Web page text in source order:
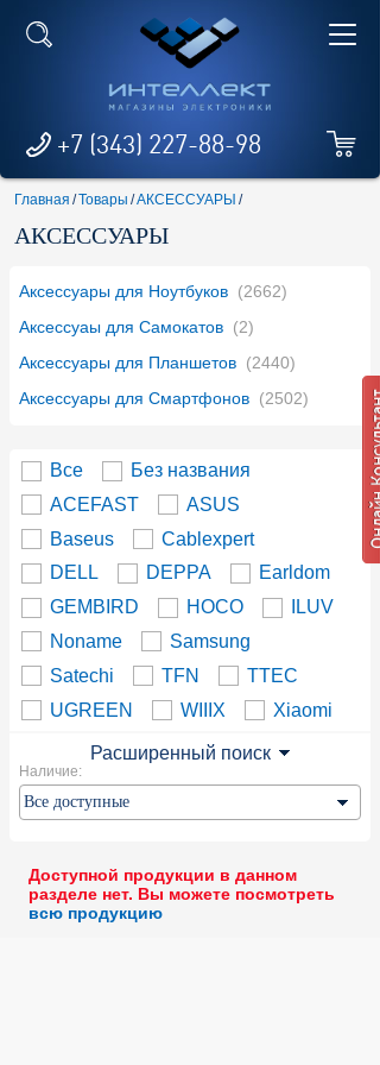
+7 (343) 227-88-98
Главная /Товары /АКСЕССУАРЫ /
АКСЕССУАРЫ
Аксессуары для Ноутбуков (2662)
Аксессуаы для Самокатов (2)
Аксессуары для Планшетов (2440)
Аксессуары для Смартфонов (2502)
Все
Без названия
ACEFAST
ASUS
Baseus
Cablexpert
DELL
DEPPA
Earldom
GEMBIRD
HOCO
ILUV
Noname
Samsung
Satechi
TFN
TTEC
UGREEN
WIIIX Xiaomi
Расширенный поиск
Наличие:
Доступной продукции в данном
разделе нет. Вы можете посмотреть
всю продукцию